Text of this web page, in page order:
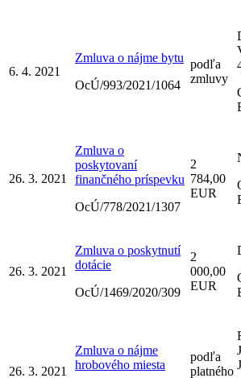
6. 4. 2021
Zmluva o nájme bytu
OcÚ/993/2021/1064
podľa
zmluvy
26. 3. 2021
Zmluva o
poskytovaní
finančného príspevku
OcÚ/778/2021/1307
2
784,00
EUR
26. 3. 2021
Zmluva o poskytnutí
dotácie
OcÚ/1469/2020/309
2
000,00
EUR
26. 3. 2021
Zmluva o nájme
hrobového miesta
podľa
platného